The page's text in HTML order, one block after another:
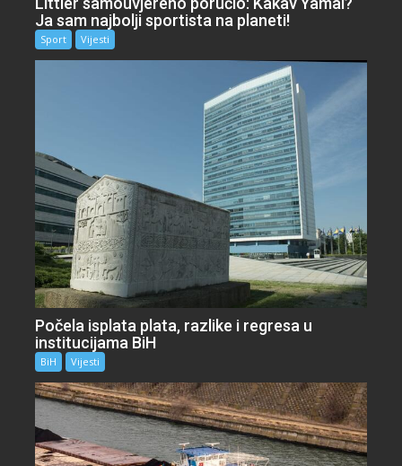
Ja sam najbolji sportista na planeti!
Sport Vijesti
Počela isplata plata, razlike i regresa u
institucijama BiH
BiH Vijesti